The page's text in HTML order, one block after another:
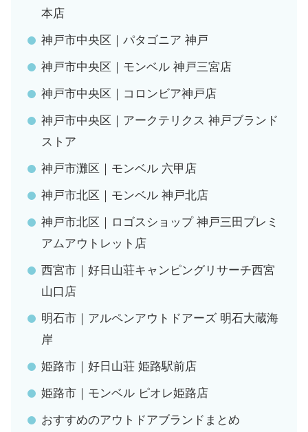
本店
神戸市中央区｜パタゴニア 神戸
神戸市中央区｜モンベル 神戸三宮店
神戸市中央区｜コロンビア神戸店
神戸市中央区｜アークテリクス 神戸ブランド
ストア
神戸市灘区｜モンベル 六甲店
神戸市北区｜モンベル 神戸北店
神戸市北区｜ロゴスショップ 神戸三田プレミ
アムアウトレット店
西宮市｜好日山荘キャンピングリサーチ西宮
山口店
明石市｜アルペンアウトドアーズ 明石大蔵海
岸
姫路市｜好日山荘 姫路駅前店
姫路市｜モンベル ピオレ姫路店
おすすめのアウトドアブランドまとめ